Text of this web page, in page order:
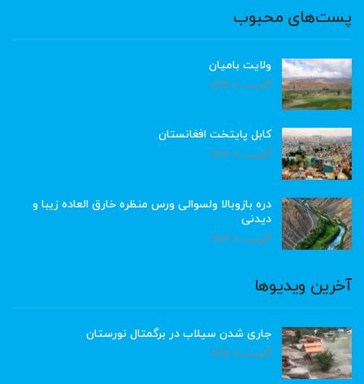
پست‌های محبوب
ولایت بامیان
آگوست 6, 2026
کابل پایتخت افغانستان
آگوست 6, 2026
دره بازوبالا ولسوالی ورس منظره خارق العاده زیبا و
دیدنی
آگوست 6, 2026
آخرین ویدیوها
جاری شدن سیلاب در برگمتال نورستان
آگوست 6, 2026